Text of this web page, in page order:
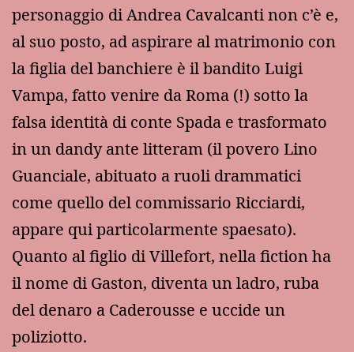
personaggio di Andrea Cavalcanti non c’è e,
al suo posto, ad aspirare al matrimonio con
la figlia del banchiere è il bandito Luigi
Vampa, fatto venire da Roma (!) sotto la
falsa identità di conte Spada e trasformato
in un dandy ante litteram (il povero Lino
Guanciale, abituato a ruoli drammatici
come quello del commissario Ricciardi,
appare qui particolarmente spaesato).
Quanto al figlio di Villefort, nella fiction ha
il nome di Gaston, diventa un ladro, ruba
del denaro a Caderousse e uccide un
poliziotto.